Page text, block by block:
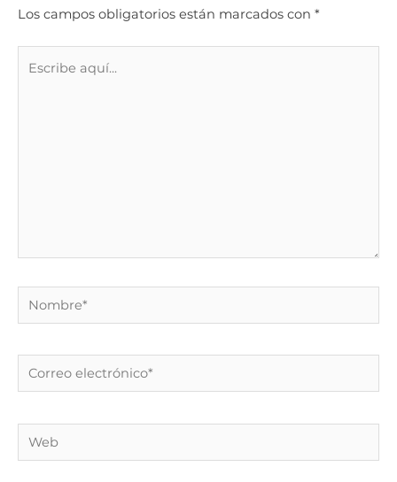
Los campos obligatorios están marcados con *
Nombre*
Correo
electrónico*
Web